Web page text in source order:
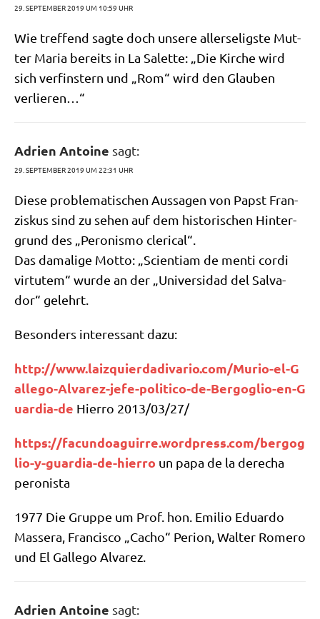
29. SEPTEMBER 2019 UM 10:59 UHR
Wie tref­fend sag­te doch unse­re aller­se­lig­ste Mut­
ter Maria bereits in La Salet­te: „Die Kir­che wird
sich ver­fin­stern und „Rom“ wird den Glau­ben
verlieren…“
Adrien Antoine sagt:
29. SEPTEMBER 2019 UM 22:31 UHR
Die­se pro­ble­ma­ti­schen Aus­sa­gen von Papst Fran­
zis­kus sind zu sehen auf dem histo­ri­schen Hin­ter­
grund des „Pero­nis­mo clerical“.
Das dama­li­ge Mot­to: „Sci­en­ti­am de men­ti cor­di
virt­utem“ wur­de an der „Uni­ver­si­dad del Sal­va­
dor“ gelehrt.
Beson­ders inter­es­sant dazu:
http://​www​.laiz​quierd​adi​va​rio​.com/​M​u​r​i​o​-​e​l​-​G​
a​l​l​e​g​o​-​A​l​v​a​r​e​z​-​j​e​f​e​-​p​o​l​i​t​i​c​o​-​d​e​-​B​e​r​g​o​g​l​i​o​-​e​n​-​G​
u​a​r​d​i​a​-de Hier­ro 2013/​03/​27/​
https://​facun​do​aguir​re​.word​press​.com/​b​e​r​g​o​g​
l​i​o​-​y​-​g​u​a​r​d​i​a​-​d​e​-​h​i​e​rro un papa de la derecha
peronista
1977 Die Grup­pe um Prof. hon. Emi­lio Edu­ar­do
Mas­se­ra, Fran­cis­co „Cacho“ Peri­on, Wal­ter Rome­ro
und El Gal­le­go Alvarez.
Adrien Antoine sagt: